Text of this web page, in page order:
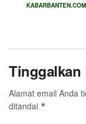
KABARBANTEN.COM
Tinggalkan
Alamat email Anda
ditandai *